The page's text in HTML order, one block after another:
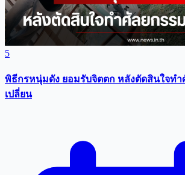
5
พิธีกรหนุ่มดัง ยอมรับจิตตก หลังตัดสินใจท
เปลี่ยน